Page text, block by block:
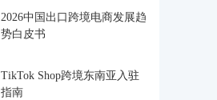
2026中国出口跨境电商发展趋
势白皮书
TikTok Shop跨境东南亚入驻
指南